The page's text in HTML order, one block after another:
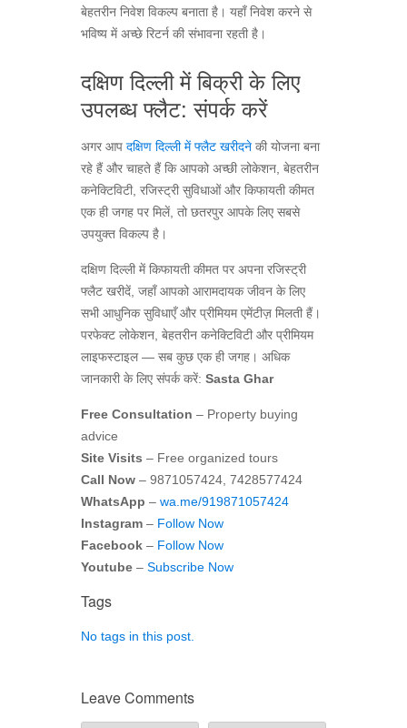
बेहतरीन निवेश विकल्प बनाता है। यहाँ निवेश करने से
भविष्य में अच्छे रिटर्न की संभावना रहती है।
दक्षिण दिल्ली में बिक्री के लिए
उपलब्ध फ्लैट: संपर्क करें
अगर आप दक्षिण दिल्ली में फ्लैट खरीदने की योजना बना
रहे हैं और चाहते हैं कि आपको अच्छी लोकेशन, बेहतरीन
कनेक्टिविटी, रजिस्ट्री सुविधाओं और किफायती कीमत
एक ही जगह पर मिलें, तो छतरपुर आपके लिए सबसे
उपयुक्त विकल्प है।
दक्षिण दिल्ली में किफायती कीमत पर अपना रजिस्ट्री
फ्लैट खरीदें, जहाँ आपको आरामदायक जीवन के लिए
सभी आधुनिक सुविधाएँ और प्रीमियम एमेंटीज़ मिलती हैं।
परफेक्ट लोकेशन, बेहतरीन कनेक्टिविटी और प्रीमियम
लाइफस्टाइल — सब कुछ एक ही जगह। अधिक
जानकारी के लिए संपर्क करें: Sasta Ghar
Free Consultation – Property buying
advice
Site Visits – Free organized tours
Call Now – 9871057424, 7428577424
WhatsApp – wa.me/919871057424
Instagram – Follow Now
Facebook – Follow Now
Youtube – Subscribe Now
Tags
No tags in this post.
Leave Comments